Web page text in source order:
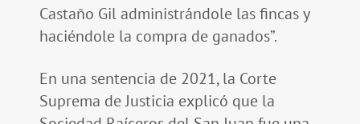
Castaño Gil administrándole las fincas y
haciéndole la compra de ganados”.
En una sentencia de 2021, la Corte
Suprema de Justicia explicó que la